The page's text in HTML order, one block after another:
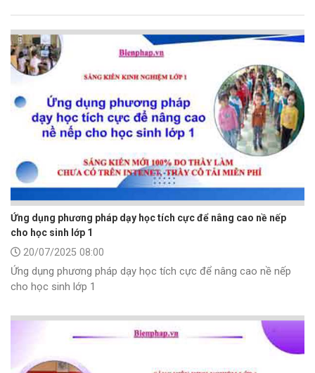
Ứng dụng phương pháp dạy học tích cực để nâng cao nề nếp
cho học sinh lớp 1
20/07/2025 08:00
Ứng dụng phương pháp dạy học tích cực để nâng cao nề nếp
cho học sinh lớp 1